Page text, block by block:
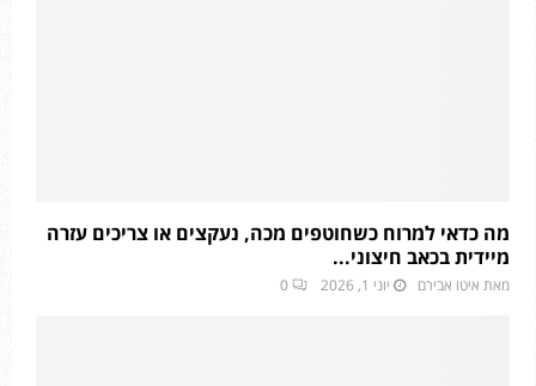
מה כדאי למרוח כשחוטפים מכה, נעקצים או צריכים עזרה
מיידית בכאב חיצוני...
מאת איטו אבירם יוני 1, 2026 0